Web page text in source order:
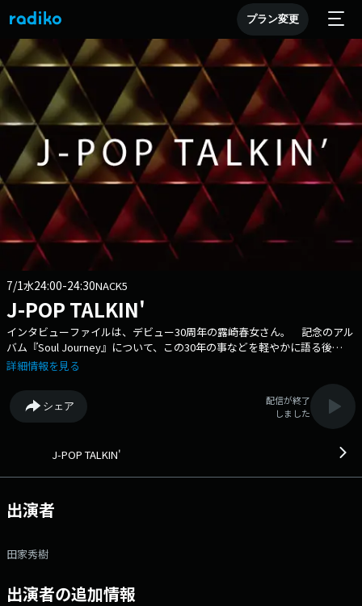
プラン変更
7/1水24:00-24:30NACK5
J-POP TALKIN'
インタビューファイルは、デビュー30周年の露崎春女さん。 記念のアル
バム『Soul Journey』について、この30年の事などを軽やかに語る後
編。 【メッセージフォーム】 J-POP TALKIN'
詳細情報を見る
シェア
配信が終了
しました
J-POP TALKIN'
出演者
田家秀樹
出演者の追加情報